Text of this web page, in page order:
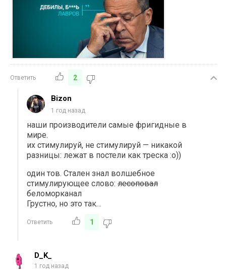
Ответить 2
Bizon
1 год назад
наши производители самые фригидные в
мире.
их стимулируй, не стимулируй — никакой
разницы: лежат в постели как треска :о))
один тов. Стален знал волшебное
стимулирующее слово:лесоповал
беломорканал
Грустно, но это так…
Ответить 1
D_K_
1 год назад